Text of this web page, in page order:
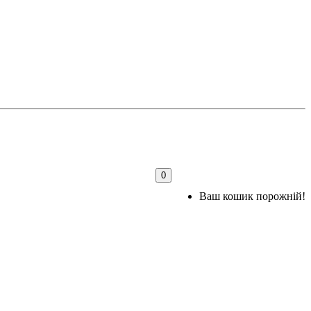
0
Ваш кошик порожній!